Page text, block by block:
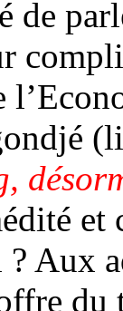
de
Aux
du